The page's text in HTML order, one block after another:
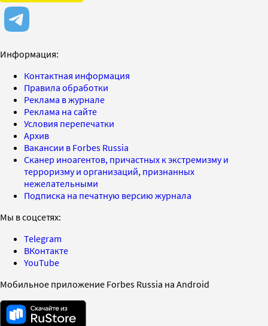
Информация:
Контактная информация
Правила обработки
Реклама в журнале
Реклама на сайте
Условия перепечатки
Архив
Вакансии в Forbes Russia
Сканер иноагентов, причастных к экстремизму и
терроризму и организаций, признанных
нежелательными
Подписка на печатную версию журнала
Мы в соцсетях:
Telegram
ВКонтакте
YouTube
Мобильное приложение Forbes Russia на Android